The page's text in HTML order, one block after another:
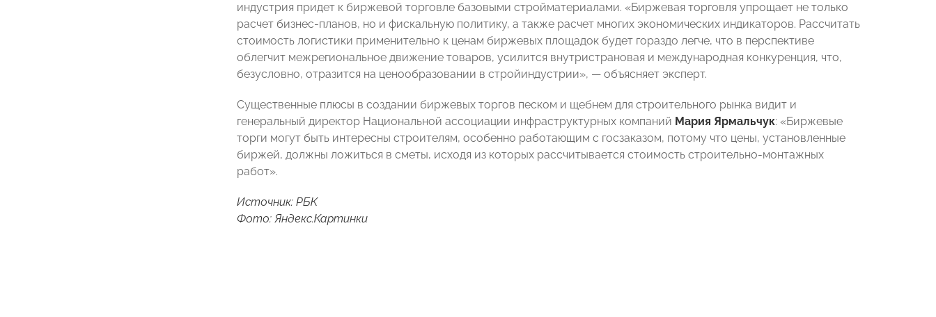
индустрия придет к биржевой торговле базовыми стройматериалами. «Биржевая торговля упрощает не только
расчет бизнес-планов, но и фискальную политику, а также расчет многих экономических индикаторов. Рассчитать
стоимость логистики применительно к ценам биржевых площадок будет гораздо легче, что в перспективе
облегчит межрегиональное движение товаров, усилится внутристрановая и международная конкуренция, что,
безусловно, отразится на ценообразовании в стройиндустрии», — объясняет эксперт.
Существенные плюсы в создании биржевых торгов песком и щебнем для строительного рынка видит и
генеральный директор Национальной ассоциации инфраструктурных компаний Мария Ярмальчук: «Биржевые
торги могут быть интересны строителям, особенно работающим с госзаказом, потому что цены, установленные
биржей, должны ложиться в сметы, исходя из которых рассчитывается стоимость строительно-монтажных
работ».
Источник: РБК
Фото: Яндекс.Картинки